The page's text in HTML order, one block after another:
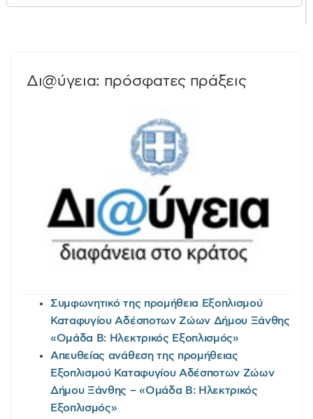
Δι@ύγεια: πρόσφατες πράξεις
Συμφωνητικό της προμήθεια Εξοπλισμού
Καταφυγίου Αδέσποτων Ζώων Δήμου Ξάνθης
«Ομάδα Β: Ηλεκτρικός Εξοπλισμός»
Απευθείας ανάθεση της προμήθειας
Εξοπλισμού Καταφυγίου Αδέσποτων Ζώων
Δήμου Ξάνθης – «Ομάδα Β: Ηλεκτρικός
Εξοπλισμός»